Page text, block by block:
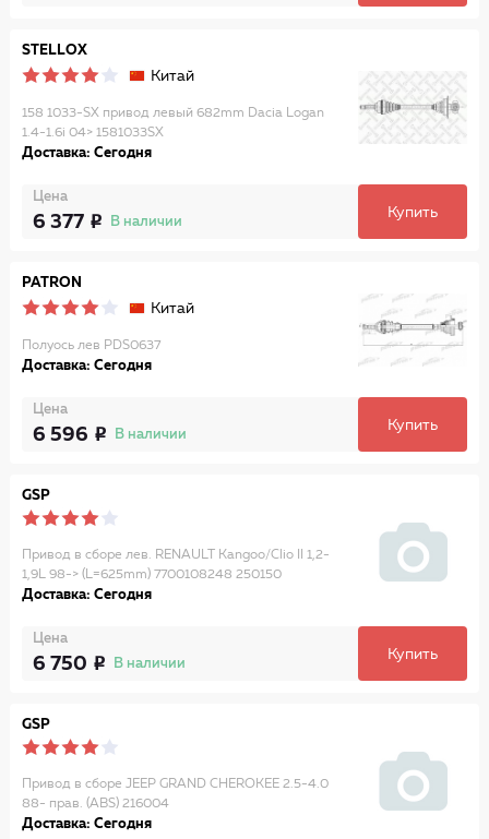
STELLOX
Китай
158 1033-SX привод левый 682mm Dacia Logan
1.4-1.6i 04> 1581033SX
Доставка: Сегодня
Цена
6 377 В наличии
Купить
PATRON
Китай
Полуось лев PDS0637
Доставка: Сегодня
Цена
6 596 В наличии
Купить
GSP
Привод в сборе лев. RENAULT Kangoo/Clio II 1,2-
1,9L 98-> (L=625mm) 7700108248 250150
Доставка: Сегодня
Цена
6 750 В наличии
Купить
GSP
Привод в сборе JEEP GRAND CHEROKEE 2.5-4.0
88- прав. (ABS) 216004
Доставка: Сегодня